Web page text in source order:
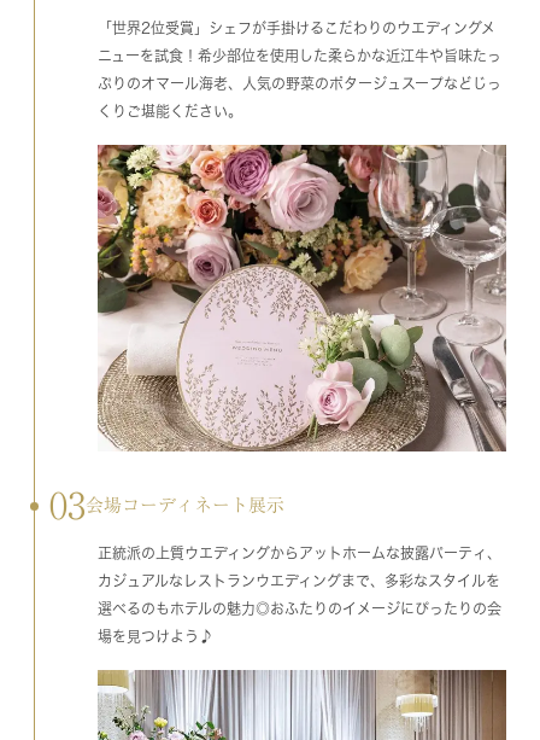
「世界2位受賞」シェフが手掛けるこだわりのウエディングメ
ニューを試食！希少部位を使用した柔らかな近江牛や旨味たっ
ぷりのオマール海老、人気の野菜のポタージュスープなどじっ
くりご堪能ください。
03会場コーディネート展示
正統派の上質ウエディングからアットホームな披露パーティ、
カジュアルなレストランウエディングまで、多彩なスタイルを
選べるのもホテルの魅力◎おふたりのイメージにぴったりの会
場を見つけよう♪